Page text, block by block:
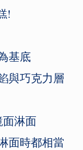
!
基底
與巧克力層
淋面
面時都相當